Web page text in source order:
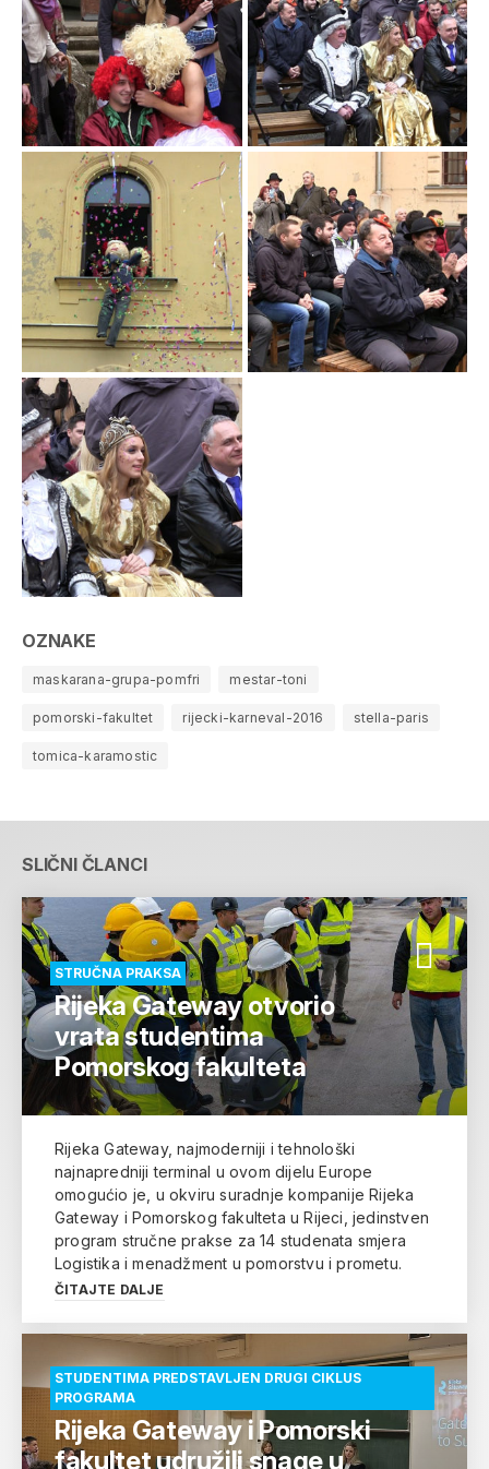
OZNAKE
maskarana-grupa-pomfri mestar-toni
pomorski-fakultet rijecki-karneval-2016 stella-paris
tomica-karamostic
SLIČNI ČLANCI
STRUČNA PRAKSA
Rijeka Gateway otvorio
vrata studentima
Pomorskog fakulteta
Rijeka Gateway, najmoderniji i tehnološki
najnapredniji terminal u ovom dijelu Europe
omogućio je, u okviru suradnje kompanije Rijeka
Gateway i Pomorskog fakulteta u Rijeci, jedinstven
program stručne prakse za 14 studenata smjera
Logistika i menadžment u pomorstvu i prometu.
ČITAJTE DALJE
STUDENTIMA PREDSTAVLJEN DRUGI CIKLUS
PROGRAMA
Rijeka Gateway i Pomorski
fakultet udružili snage u